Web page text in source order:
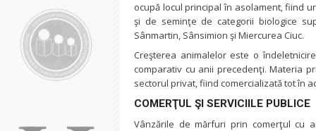
ocupă locul principal în asolament, fiind
şi de seminţe de categorii biologice
Sânmartin, Sânsimion şi Miercurea Ciuc.
Creşterea animalelor este o
comparativ cu anii precedenţi. Materia
sectorul privat, fiind comercializată tot în
COMERŢUL ŞI SERVICIILE PUBLICE
Vânzările de mărfuri prin comerţul cu